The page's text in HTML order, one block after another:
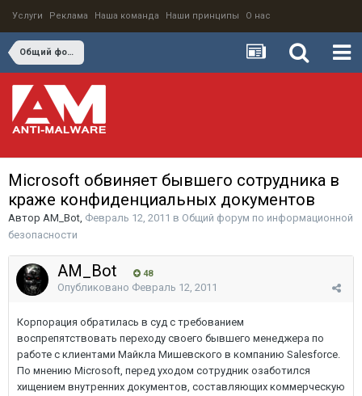
Услуги Реклама Наша команда Наши принципы О нас
Общий форум по информационной безопасности
Microsoft обвиняет бывшего сотрудника в
краже конфиденциальных документов
Автор AM_Bot, Февраль 12, 2011 в Общий форум по информационной
безопасности
AM_Bot 48
Опубликовано Февраль 12, 2011
Корпорация обратилась в суд с требованием
воспрепятствовать переходу своего бывшего менеджера по
работе с клиентами Майкла Мишевского в компанию Salesforce.
По мнению Microsoft, перед уходом сотрудник озаботился
хищением внутренних документов, составляющих коммерческую